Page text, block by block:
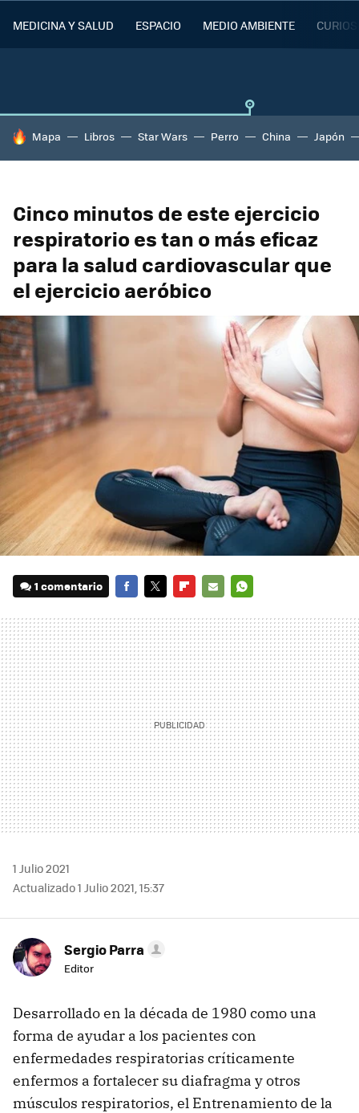
MEDICINA Y SALUD ESPACIO MEDIO AMBIENTE
HOY SE HABLA DE
Mapa Libros Star Wars Perro China Japón
Cinco minutos de este ejercicio
respiratorio es tan o más eficaz
para la salud cardiovascular que
el ejercicio aeróbico
1 comentario
MAIL
1 Julio 2021
Actualizado 1 Julio 2021, 15:37
Sergio Parra
Editor
Desarrollado en la década de 1980 como una
forma de ayudar a los pacientes con
enfermedades respiratorias críticamente
enfermos a fortalecer su diafragma y otros
músculos respiratorios, el Entrenamiento de la